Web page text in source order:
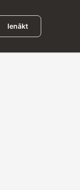
Ienākt